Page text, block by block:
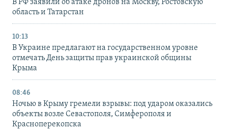
В РФ заявили об атаке дронов на Москву, Ростовскую
область и Татарстан
10:13
В Украине предлагают на государственном уровне
отмечать День защиты прав украинской общины
Крыма
08:46
Ночью в Крыму гремели взрывы: под ударом оказались
объекты возле Севастополя, Симферополя и
Красноперекопска